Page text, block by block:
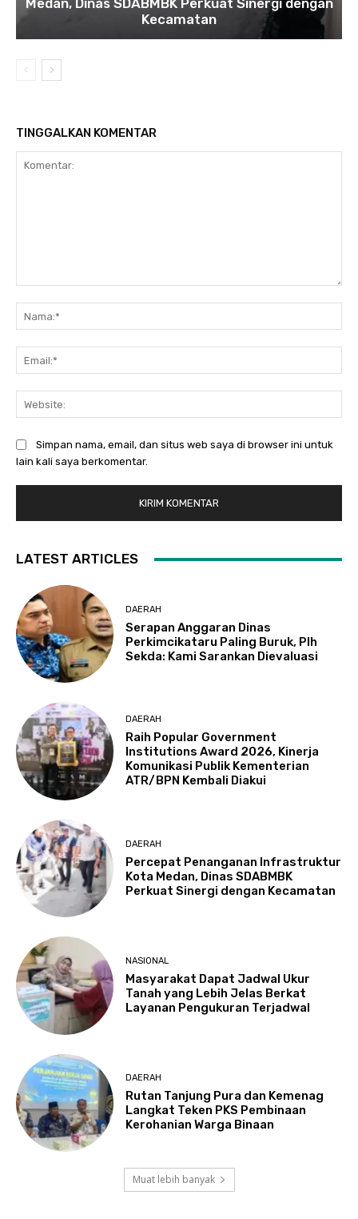
Medan, Dinas SDABMBK Perkuat Sinergi dengan
Kecamatan
TINGGALKAN KOMENTAR
Simpan nama, email, dan situs web saya di browser ini untuk
lain kali saya berkomentar.
LATEST ARTICLES
DAERAH
Serapan Anggaran Dinas
Perkimcikataru Paling Buruk, Plh
Sekda: Kami Sarankan Dievaluasi
DAERAH
Raih Popular Government
Institutions Award 2026, Kinerja
Komunikasi Publik Kementerian
ATR/BPN Kembali Diakui
DAERAH
Percepat Penanganan Infrastruktur
Kota Medan, Dinas SDABMBK
Perkuat Sinergi dengan Kecamatan
NASIONAL
Masyarakat Dapat Jadwal Ukur
Tanah yang Lebih Jelas Berkat
Layanan Pengukuran Terjadwal
DAERAH
Rutan Tanjung Pura dan Kemenag
Langkat Teken PKS Pembinaan
Kerohanian Warga Binaan
Muat lebih banyak